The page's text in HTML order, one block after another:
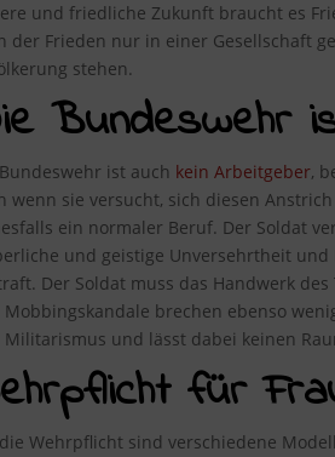
und friedliche Zukunft braucht es
der Frieden nur in einer Gesellschaft
stehen.
Bundeswehr
ist auch kein Arbeitgeber,
wenn sie versucht, sich diesen
ein normaler Beruf. Der Soldat
und geistige Unversehrtheit
Der Soldat muss das Handwerk
brechen ebenso
Militarismus und lässt dabei keinen
für
Wehrpflicht sind verschiedene